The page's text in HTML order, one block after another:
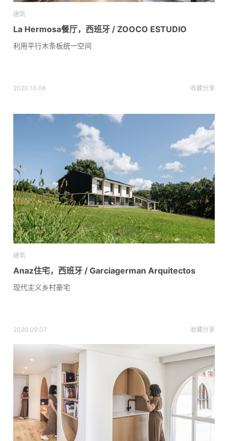
建筑
La Hermosa餐厅，西班牙 / ZOOCO ESTUDIO
利用平行木条板统一空间
2020.10.06 收藏分享
建筑
Anaz住宅，西班牙 / Garciagerman Arquitectos
现代主义乡村豪宅
2020.09.07 收藏分享